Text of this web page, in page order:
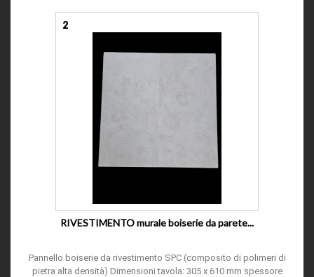
2
RIVESTIMENTO murale boiserie da parete...
Pannello boiserie da rivestimento SPC (composito di polimeri di
pietra alta densità) Dimensioni tavola: 305 x 610 mm spessore